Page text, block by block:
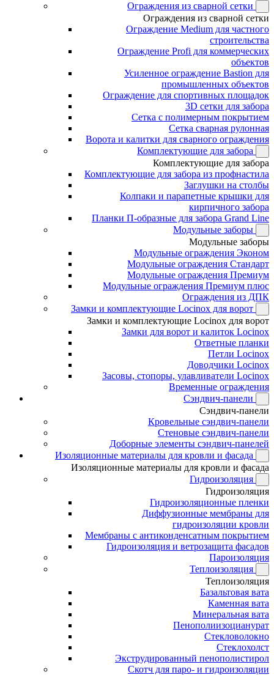
Ограждения из сварной сетки
Ограждения из сварной сетки
Ограждение Medium для частного
строительства
Ограждение Profi для коммерческих
объектов
Усиленное ограждение Bastion для
промышленных объектов
Ограждение для спортивных площадок
3D сетки для забора
Сетка с полимерным покрытием
Сетка сварная рулонная
Ворота и калитки для сварного ограждения
Комплектующие для забора
Комплектующие для забора
Комплектующие для забора из профнастила
Заглушки на столбы
Колпаки и парапетные крышки для
кирпичного забора
Планки П-образные для забора Grand Line
Модульные заборы
Модульные заборы
Модульные ограждения Эконом
Модульные ограждения Стандарт
Модульные ограждения Премиум
Модульные ограждения Премиум плюс
Ограждения из ДПК
Замки и комплектующие Locinox для ворот
Замки и комплектующие Locinox для ворот
Замки для ворот и калиток Locinox
Ответные планки
Петли Locinox
Доводчики Locinox
Засовы, стопоры, улавливатели Locinox
Временные ограждения
Сэндвич-панели
Сэндвич-панели
Кровельные сэндвич-панели
Стеновые сэндвич-панели
Доборные элементы сэндвич-панелей
Изоляционные материалы для кровли и фасада
Изоляционные материалы для кровли и фасада
Гидроизоляция
Гидроизоляция
Гидроизоляционные пленки
Диффузионные мембраны для
гидроизоляции кровли
Мембраны с антиконденсатным покрытием
Гидроизоляция и ветрозащита фасадов
Пароизоляция
Теплоизоляция
Теплоизоляция
Базальтовая вата
Каменная вата
Минеральная вата
Пенополиизоцианурат
Стекловолокно
Стеклохолст
Экструдированный пенополистирол
Скотч для паро- и гидроизоляции